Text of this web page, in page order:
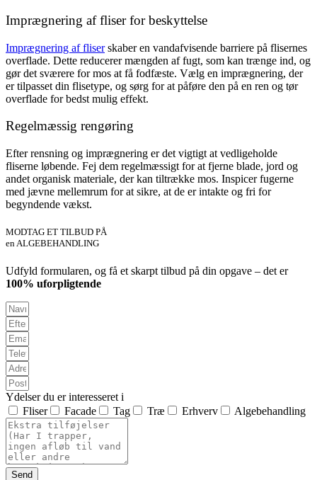
Imprægnering af fliser for beskyttelse
Imprægnering af fliserskaber en vandafvisende barriere på flisernes
overflade. Dette reducerer mængden af fugt, som kan trænge ind, og
gør det sværere for mos at få fodfæste. Vælg en imprægnering, der
er tilpasset din flisetype, og sørg for at påføre den på en ren og tør
overflade for bedst mulig effekt.
Regelmæssig rengøring
Efter rensning og imprægnering er det vigtigt at vedligeholde
fliserne løbende. Fej dem regelmæssigt for at fjerne blade, jord og
andet organisk materiale, der kan tiltrække mos. Inspicer fugerne
med jævne mellemrum for at sikre, at de er intakte og fri for
begyndende vækst.
MODTAG ET TILBUD PÅ
en ALGEBEHANDLING
Udfyld formularen, og få et skarpt tilbud på din opgave – det er
100% uforpligtende
Ydelser du er interesseret i
Fliser
Facade Tag Træ Erhverv Algebehandling
Send